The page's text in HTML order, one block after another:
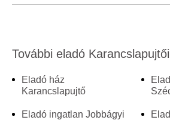
További eladó
Eladó ház
Karancslapujtő
Eladó ingatlan Jobbágyi